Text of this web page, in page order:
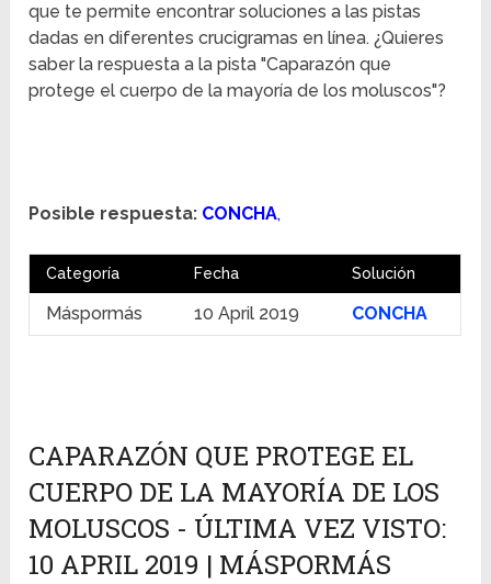
que te permite encontrar soluciones a las pistas
dadas en diferentes crucigramas en línea. ¿Quieres
saber la respuesta a la pista "Caparazón que
protege el cuerpo de la mayoría de los moluscos"?
Posible respuesta: CONCHA,
Categoría Fecha Solución
Máspormás 10 April 2019 CONCHA
CAPARAZÓN QUE PROTEGE EL
CUERPO DE LA MAYORÍA DE LOS
MOLUSCOS - ÚLTIMA VEZ VISTO:
10 APRIL 2019 | MÁSPORMÁS